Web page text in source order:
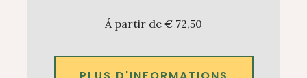
Á partir de € 72,50